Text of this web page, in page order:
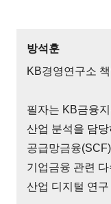
방석훈
KB경영연구소
필자는 KB금융
산업 분석을 담
공급망금융
기업금융 관련
산업 디지털 연